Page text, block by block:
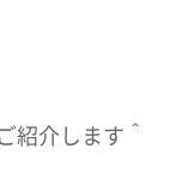
紹介します＾